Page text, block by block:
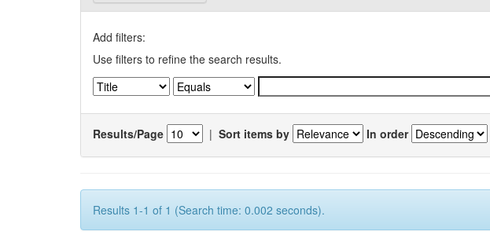
Add filters:
Use filters to refine the search results.
Results/Page | Sort items by In order
Results 1-1 of 1 (Search time: 0.002 seconds).